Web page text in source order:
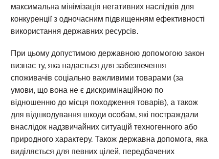
максимальна мінімізація негативних наслідків для
конкуренції з одночасним підвищенням ефективності
використання державних ресурсів.
При цьому допустимою державною допомогою закон
визнає ту, яка надається для забезпечення
споживачів соціально важливими товарами (за
умови, що вона не є дискримінаційною по
відношенню до місця походження товарів), а також
для відшкодування шкоди особам, які постраждали
внаслідок надзвичайних ситуацій техногенного або
природного характеру. Також державна допомога, яка
виділяється для певних цілей, передбачених